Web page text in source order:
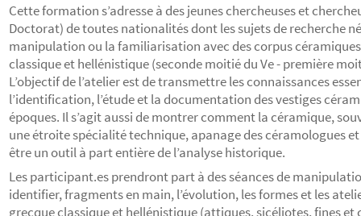
Cette formation s’adresse à des jeunes chercheuses et
Doctorat) de toutes nationalités dont les sujets de recherche
manipulation ou la familiarisation avec des corpus
classique et hellénistique (seconde moitié du Ve - première
L’objectif de l’atelier est de transmettre les connaissances
l’identification, l’étude et la documentation des vestiges
époques. Il s’agit aussi de montrer comment la céramique,
une étroite spécialité technique, apanage des céramologues
être un outil à part entière de l’analyse historique.
Les participant.es prendront part à des séances de
identifier, fragments en main, l’évolution, les formes et les
grecque classique et hellénistique (attiques, sicéliotes, fines et